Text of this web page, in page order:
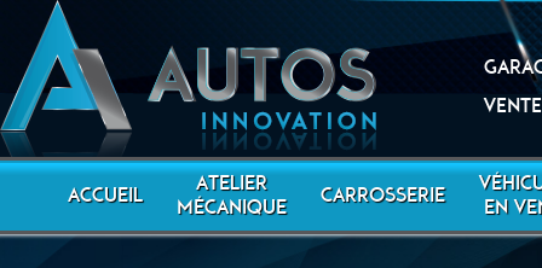
ACCUEIL
ATELIER
MÉCANIQUE
CARROSSERIE
EN